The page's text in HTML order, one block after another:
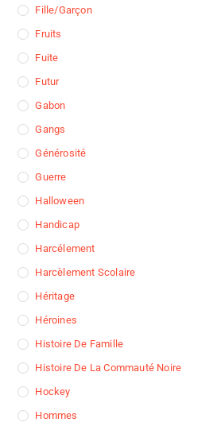
Fille/garçon
Fruits
Fuite
Futur
Gabon
Gangs
Générosité
Guerre
Halloween
Handicap
Harcélement
Harcèlement Scolaire
Héritage
Héroines
Histoire De Famille
Histoire De La Commauté Noire
Hockey
Hommes